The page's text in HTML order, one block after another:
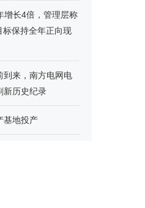
增长4倍，管理层称
标保持全年正向现
到来，南方电网电
新历史纪录
基地投产